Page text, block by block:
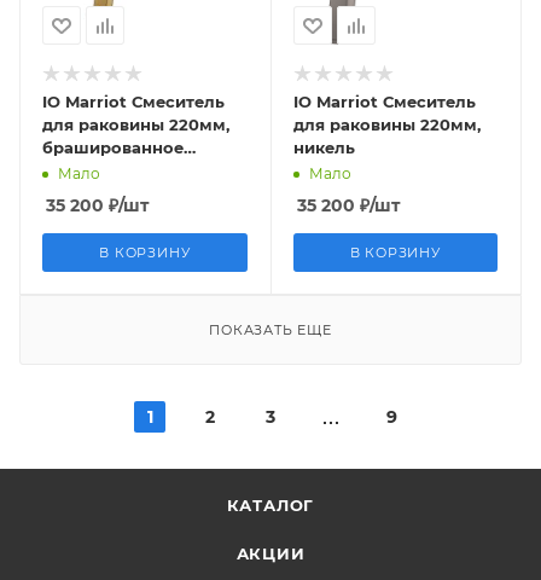
IO Marriot Смеситель
для раковины 220мм,
брашированное
золото
Мало
35 200 ₽/шт
В КОРЗИНУ
IO Marriot Смеситель
для раковины 220мм,
никель
Мало
35 200 ₽/шт
В КОРЗИНУ
ПОКАЗАТЬ ЕЩЕ
1 2 3 9
КАТАЛОГ
АКЦИИ